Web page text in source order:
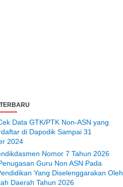
Data GTK/PTK Non-ASN yang
di Dapodik Sampai 31
2024
Nomor 7 Tahun 2026
Guru Non ASN Pada
Yang Diselenggarakan Oleh
Daerah Tahun 2026